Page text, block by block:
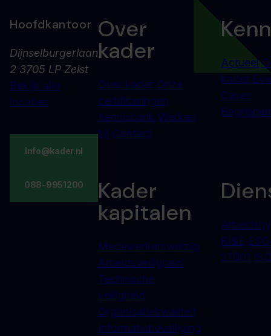
Hoofdkantoor
Dijnselburgerlaan
2 3705 LP Zeist
Bekijk alle
locaties
Info@kader.nl
088-9951200
Over
kader
Over kader Onze
certificeringen
Kennisbank Werken
bij Contact
Actueel
kader
Cases
Kader
kapitalen
Medewerkerswelzijn
Arbeidsveiligheid
Technische
veiligheid
Organisatiekwaliteit
Informatiebeveiliging
RI&E ESG
27001